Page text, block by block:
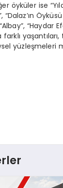
öyküler ise
“Dalaz’ın
“Haydar
farklı
yüzleşmeleri